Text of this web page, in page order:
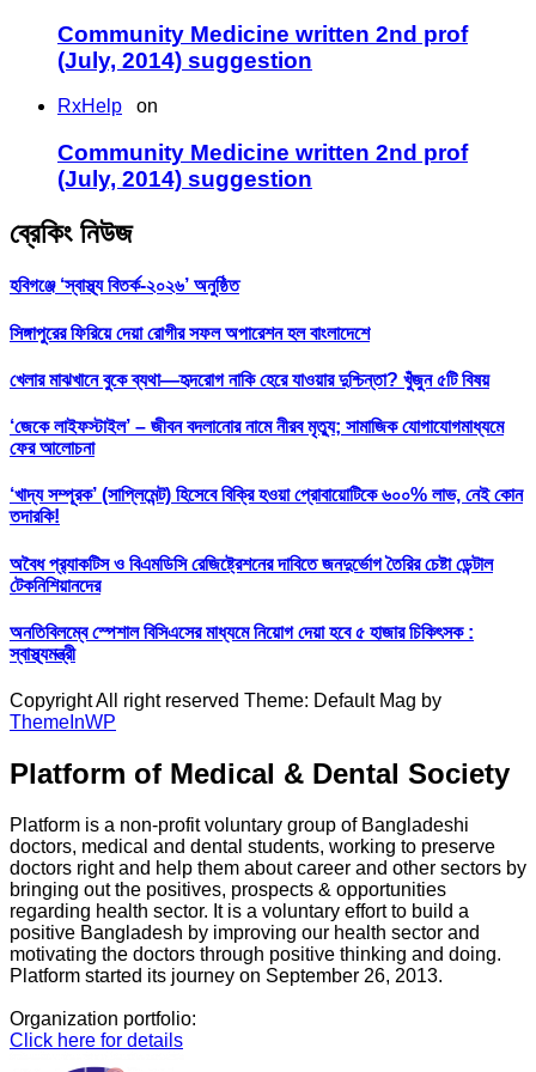
Community Medicine written 2nd prof
(July, 2014) suggestion
RxHelp on
Community Medicine written 2nd prof
(July, 2014) suggestion
ব্রেকিং নিউজ
হবিগঞ্জে ‘স্বাস্থ্য বিতর্ক-২০২৬’ অনুষ্ঠিত
সিঙ্গাপুরের ফিরিয়ে দেয়া রোগীর সফল অপারেশন হল বাংলাদেশে
খেলার মাঝখানে বুকে ব্যথা—হৃদরোগ নাকি হেরে যাওয়ার দুশ্চিন্তা? খুঁজুন ৫টি বিষয়
‘জেকে লাইফস্টাইল’ – জীবন বদলানোর নামে নীরব মৃত্যু; সামাজিক যোগাযোগমাধ্যমে
ফের আলোচনা
‘খাদ্য সম্পূরক’ (সাপ্লিমেন্ট) হিসেবে বিক্রি হওয়া প্রোবায়োটিকে ৬০০% লাভ, নেই কোন
তদারকি!
অবৈধ প্র‍্যাকটিস ও বিএমডিসি রেজিষ্ট্রেশনের দাবিতে জনদুর্ভোগ তৈরির চেষ্টা ডেন্টাল
টেকনিশিয়ানদের
অনতিবিলম্বে স্পেশাল বিসিএসের মাধ্যমে নিয়োগ দেয়া হবে ৫ হাজার চিকিৎসক :
স্বাস্থ্যমন্ত্রী
Copyright All right reserved Theme: Default Mag by
ThemeInWP
Platform of Medical & Dental Society
Platform is a non-profit voluntary group of Bangladeshi
doctors, medical and dental students, working to preserve
doctors right and help them about career and other sectors by
bringing out the positives, prospects & opportunities
regarding health sector. It is a voluntary effort to build a
positive Bangladesh by improving our health sector and
motivating the doctors through positive thinking and doing.
Platform started its journey on September 26, 2013.
Organization portfolio:
Click here for details